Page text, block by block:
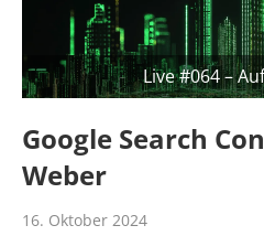
Live #064 –
Google Search
Weber
16. Oktober 2024